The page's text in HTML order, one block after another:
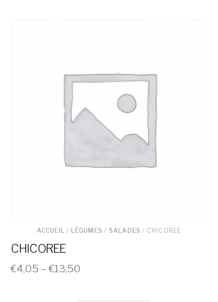
ACCUEIL / LÉGUMES / SALADES / CHICOREE
CHICOREE
€4,05 –€13,50